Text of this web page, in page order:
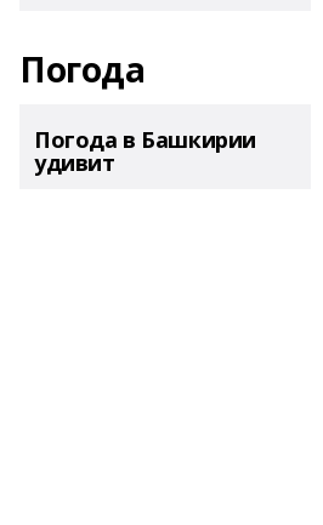
Погода
Погода в Башкирии
удивит